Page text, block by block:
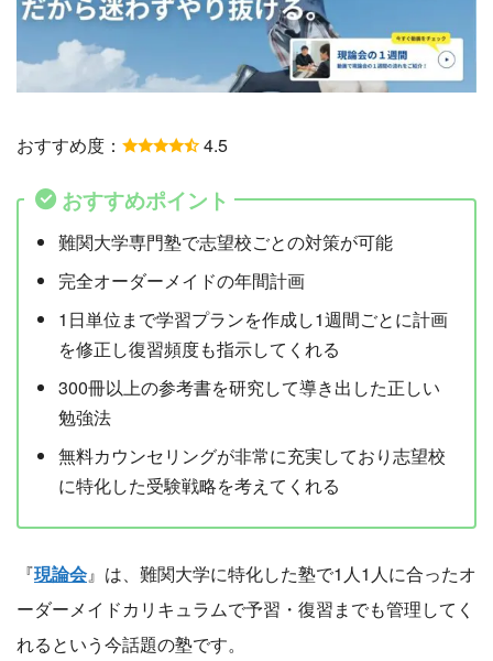
おすすめ度： 4.5
おすすめポイント
難関大学専門塾で志望校ごとの対策が可能
完全オーダーメイドの年間計画
1日単位まで学習プランを作成し1週間ごとに計画
を修正し復習頻度も指示してくれる
300冊以上の参考書を研究して導き出した正しい
勉強法
無料カウンセリングが非常に充実しており志望校
に特化した受験戦略を考えてくれる
『現論会』は、難関大学に特化した塾で1人1人に合ったオ
ーダーメイドカリキュラムで予習・復習までも管理してく
れるという今話題の塾です。